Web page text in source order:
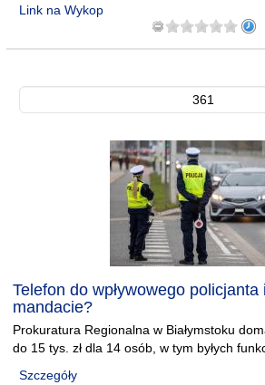
Link na Wykop
361
Telefon do wpływowego
mandacie?
Prokuratura Regionalna w Białymstoku
do 15 tys. zł dla 14 osób, w tym byłych
Szczegóły